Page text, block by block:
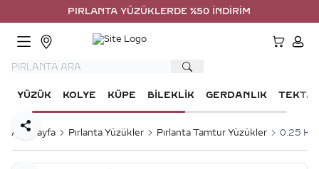
PIRLANTA YÜZÜKLERDE %50 İNDİRİM
YÜZÜK KOLYE KÜPE BILEKLIK GERDANLIK TEKTAŞ
Ana Sayfa Pırlanta Yüzükler Pırlanta Tamtur Yüzükler 0.25
Paylaş